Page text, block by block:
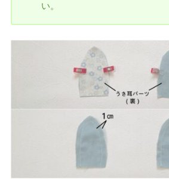
い。